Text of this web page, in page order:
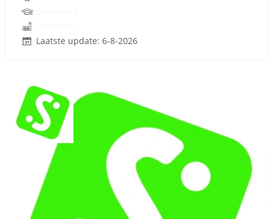
Laatste update: 6-8-2026